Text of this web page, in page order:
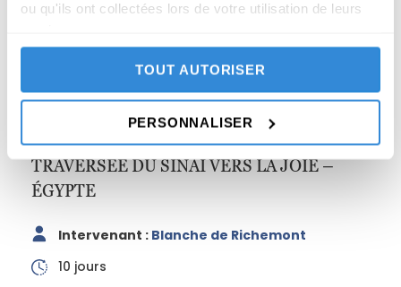
ou qu'ils ont collectées lors de votre utilisation de leurs
TOUT AUTORISER
PERSONNALISER
TRAVERSÉE DU SINAÏ VERS LA JOIE –
ÉGYPTE
10 jours
Intervenant : Blanche de Richemont